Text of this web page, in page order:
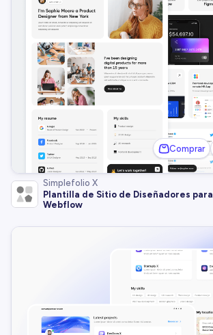
Comprar
Simplefolio X
Plantilla de Sitio de Diseñadores para
Webflow